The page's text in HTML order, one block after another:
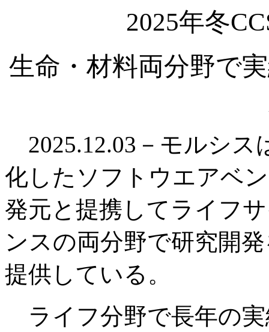
2025年冬
生命・材料両分野で
2025.12.03－モルシス
化したソフトウエアベ
発元と提携してライフ
ンスの両分野で研究開
提供している。
ライフ分野で長年の